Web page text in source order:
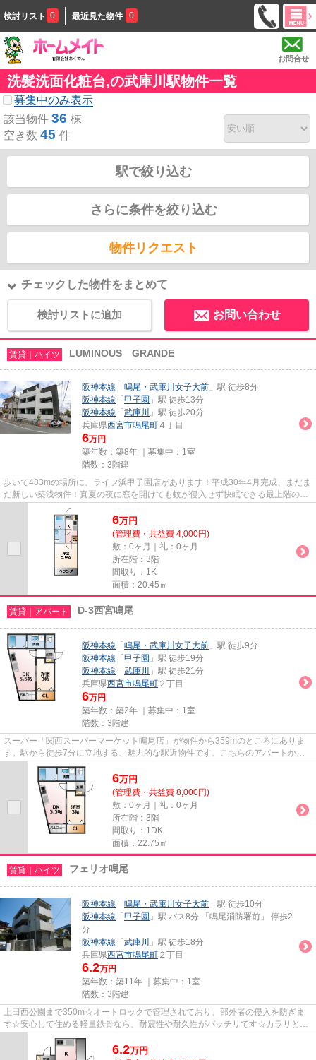
検討リスト 0 最近見た物件 0
お問合せ
洗髪洗面化粧台,の武庫川駅物件一覧
募集中のみ表示
該当物件 36 棟
空き数 45 件
駅で絞り込む
さらに条件を絞り込む
物件リクエスト
チェックした物件をまとめて
検討リストに追加 お問い合わせ
賃貸｜ハイツ LUMINOUS GRANDE
阪神本線 「 鳴尾・武庫川女子大前 」駅 徒歩8分
阪神本線 「 甲子園 」駅 徒歩13分
阪神本線 「 武庫川
」駅 徒歩20分
兵庫県西宮市鳴尾町 ４丁目
6万円
築年数：築8年 ｜募集中： 1室
階数：3階建
歩いて483mの場所に、ライフ浜甲子園店があります！平成30年4月完成、まだま
だ新しい築浅物件！真夏の夜に窓を開けても蚊が侵入せず快眠できる最上階の物
件です！駅から徒歩8分の物件...
6万円
(管理費・共益費 4,000円)
敷：0ヶ月｜礼：0ヶ月
所在階：3階
間取り：1K
面積：20.45㎡
賃貸｜アパート D-3西宮鳴尾
阪神本線 「 鳴尾・武庫川女子大前 」駅 徒歩9分
阪神本線 「 甲子園 」駅 徒歩19分
阪神本線 「 武庫川
」駅 徒歩21分
兵庫県西宮市鳴尾町 ２丁目
6万円
築年数：築2年 ｜募集中： 1室
階数：3階建
スーパー「関西スーパーマーケット鳴尾店」が物件から359mのところにありま
す。駅から徒歩7分に立地する、魅力的な駅近物件です。こちらのアパートから
は2駅が近くにあり、移動範囲も...
6万円
(管理費・共益費 8,000円)
敷：0ヶ月｜礼：0ヶ月
所在階：3階
間取り：1DK
面積：22.75㎡
賃貸｜ハイツ フェリオ鳴尾
阪神本線 「 鳴尾・武庫川女子大前 」駅 徒歩10分
阪神本線 「 甲子園 」駅 バス8分 「鳴尾消防署前」 停歩2
分
阪神本線 「 武庫川
」駅 徒歩18分
兵庫県西宮市鳴尾町 ２丁目
6.2万円
築年数：築11年 ｜募集中： 1室
階数：3階建
上田西公園まで350m☆オートロックで管理されており、部外者の侵入を防ぎま
す☆安心して住める軽量鉄骨なら、耐震性や耐久性がバッチリです☆カラリと気
持ちの良い浴室を実現につながる浴...
6.2万円